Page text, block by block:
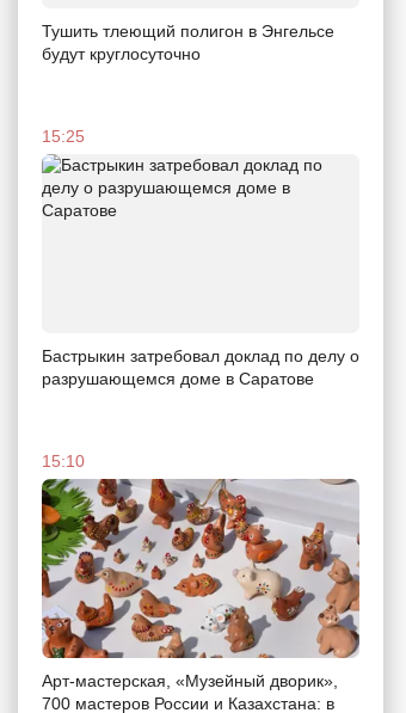
Тушить тлеющий полигон в Энгельсе
будут круглосуточно
15:25
Бастрыкин затребовал доклад по делу о
разрушающемся доме в Саратове
15:10
Арт-мастерская, «Музейный дворик»,
700 мастеров России и Казахстана: в